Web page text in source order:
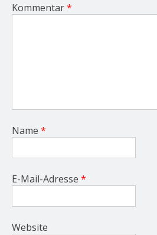
Kommentar*
Name *
E-Mail-Adresse *
Website